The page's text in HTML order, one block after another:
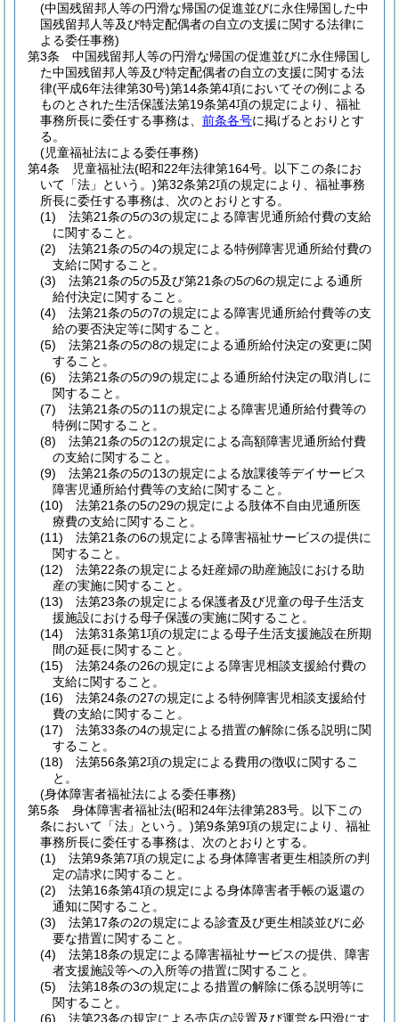
(中国残留邦人等の円滑な帰国の促進並びに永住帰国した中
国残留邦人等及び特定配偶者の自立の支援に関する法律に
よる委任事務)
第3条
中国残留邦人等の円滑な帰国の促進並びに永住帰国し
た中国残留邦人等及び特定配偶者の自立の支援に関する法
律(平成6年法律第30号)第14条第4項においてその例による
ものとされた生活保護法第19条第4項の規定により、福祉
事務所長に委任する事務は、 前条各号に掲げるとおりとす
る。
(児童福祉法による委任事務)
第4条
児童福祉法(昭和22年法律第164号。以下この条にお
いて「法」という。)第32条第2項の規定により、福祉事務
所長に委任する事務は、次のとおりとする。
(1)
法第21条の5の3の規定による障害児通所給付費の支給
に関すること。
(2)
法第21条の5の4の規定による特例障害児通所給付費の
支給に関すること。
(3)
法第21条の5の5及び第21条の5の6の規定による通所
給付決定に関すること。
(4)
法第21条の5の7の規定による障害児通所給付費等の支
給の要否決定等に関すること。
(5)
法第21条の5の8の規定による通所給付決定の変更に関
すること。
(6)
法第21条の5の9の規定による通所給付決定の取消しに
関すること。
(7)
法第21条の5の11の規定による障害児通所給付費等の
特例に関すること。
(8)
法第21条の5の12の規定による高額障害児通所給付費
の支給に関すること。
(9)
法第21条の5の13の規定による放課後等デイサービス
障害児通所給付費等の支給に関すること。
(10)
法第21条の5の29の規定による肢体不自由児通所医
療費の支給に関すること。
(11)
法第21条の6の規定による障害福祉サービスの提供に
関すること。
(12)
法第22条の規定による妊産婦の助産施設における助
産の実施に関すること。
(13)
法第23条の規定による保護者及び児童の母子生活支
援施設における母子保護の実施に関すること。
(14)
法第31条第1項の規定による母子生活支援施設在所期
間の延長に関すること。
(15)
法第24条の26の規定による障害児相談支援給付費の
支給に関すること。
(16)
法第24条の27の規定による特例障害児相談支援給付
費の支給に関すること。
(17)
法第33条の4の規定による措置の解除に係る説明に関
すること。
(18)
法第56条第2項の規定による費用の徴収に関するこ
と。
(身体障害者福祉法による委任事務)
第5条
身体障害者福祉法(昭和24年法律第283号。以下この
条において「法」という。)第9条第9項の規定により、福祉
事務所長に委任する事務は、次のとおりとする。
(1)
法第9条第7項の規定による身体障害者更生相談所の判
定の請求に関すること。
(2)
法第16条第4項の規定による身体障害者手帳の返還の
通知に関すること。
(3)
法第17条の2の規定による診査及び更生相談並びに必
要な措置に関すること。
(4)
法第18条の規定による障害福祉サービスの提供、障害
者支援施設等への入所等の措置に関すること。
(5)
法第18条の3の規定による措置の解除に係る説明等に
関すること。
(6)
法第23条の規定による売店の設置及び運営を円滑にす